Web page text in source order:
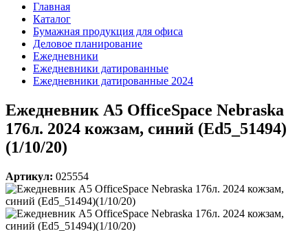
Главная
Каталог
Бумажная продукция для офиса
Деловое планирование
Ежедневники
Ежедневники датированные
Ежедневники датированные 2024
Ежедневник A5 OfficeSpace Nebraska
176л. 2024 кожзам, синий (Ed5_51494)
(1/10/20)
Артикул: 025554